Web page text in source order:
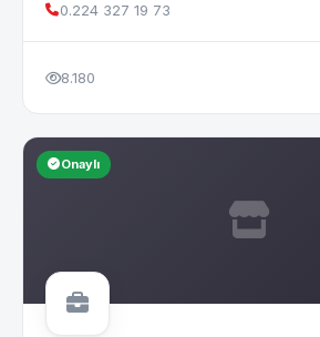
0.224 327 19 73
8.180
Onaylı